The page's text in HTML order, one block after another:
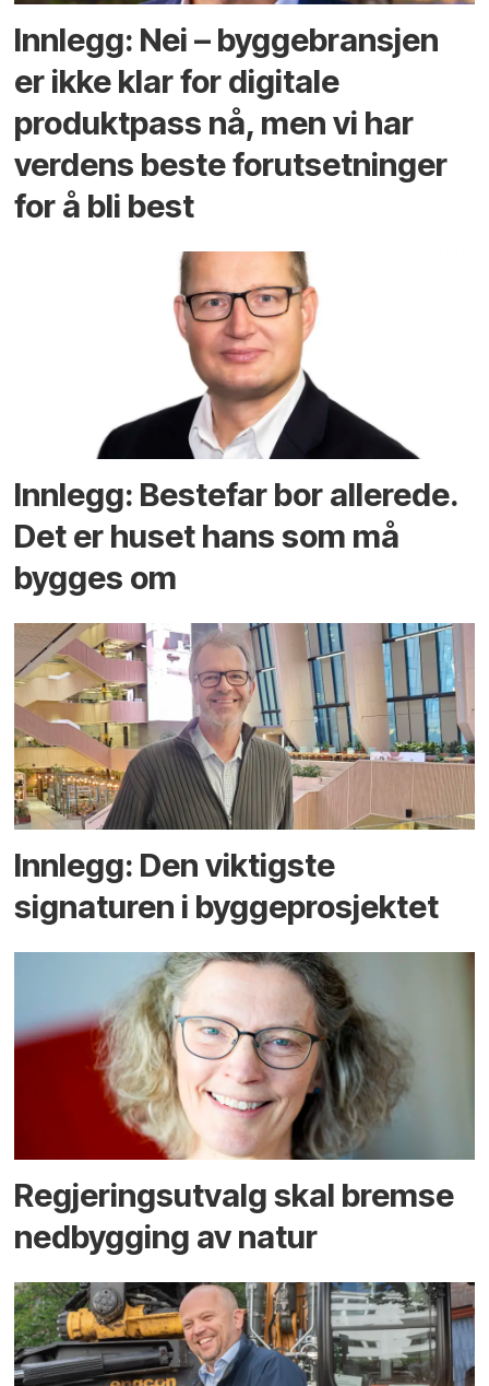
Innlegg: Nei – byggebransjen
er ikke klar for digitale
produktpass nå, men vi har
verdens beste forutsetninger
for å bli best
Innlegg: Bestefar bor allerede.
Det er huset hans som må
bygges om
Innlegg: Den viktigste
signaturen i bygge­­prosjektet
Regjerings­utvalg skal bremse
ned­bygging av natur